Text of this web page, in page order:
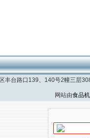
丰台路口139、140号2幢三
网站由食品